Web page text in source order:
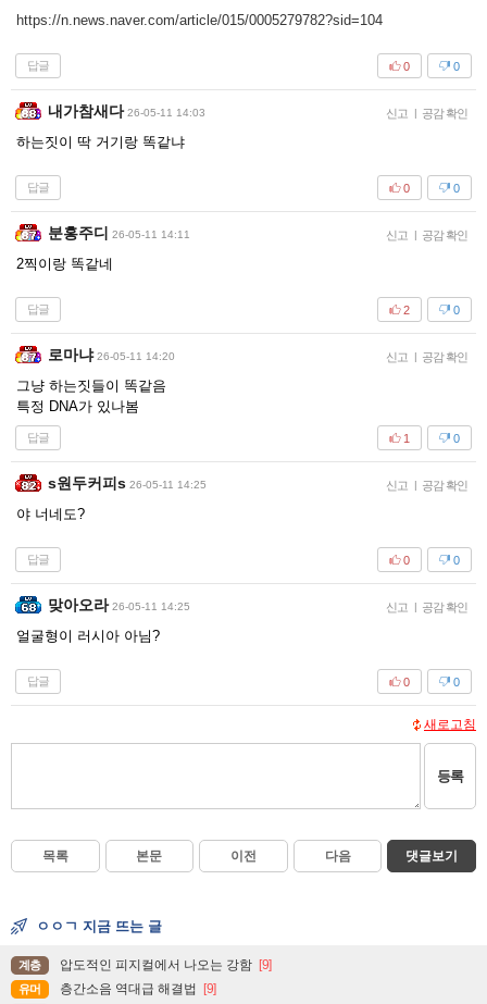
https://n.news.naver.com/article/015/0005279782?sid=104
답글 0
0
내가참새다 26-05-11 14:03 신고 | 공감 확인
하는짓이 딱 거기랑 똑같냐
답글 0
0
분홍주디 26-05-11 14:11 신고 | 공감 확인
2찍이랑 똑같네
답글 0
2
로마냐 26-05-11 14:20 신고 | 공감 확인
그냥 하는짓들이 똑같음
특정 DNA가 있나봄
답글 0
1
s원두커피s 26-05-11 14:25 신고 | 공감 확인
야 너네도?
답글 0
0
맞아오라 26-05-11 14:25 신고 | 공감 확인
얼굴형이 러시아 아님?
답글 0
0
새로고침
등록
목록 본문 이전 다음 댓글보기
ㅇㅇㄱ 지금 뜨는 글
계층 압도적인 피지컬에서 나오는 강함 [9]
유머 층간소음 역대급 해결법 [9]